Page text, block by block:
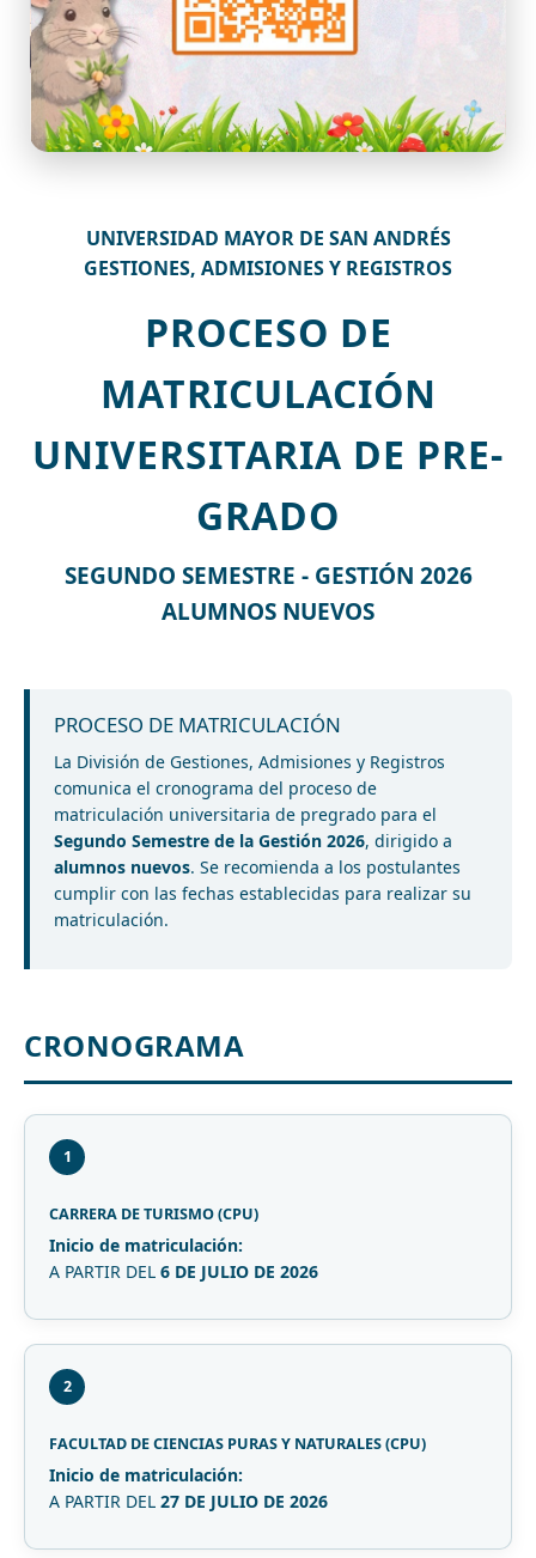
UNIVERSIDAD MAYOR DE SAN ANDRÉS
GESTIONES, ADMISIONES Y REGISTROS
PROCESO DE
MATRICULACIÓN
UNIVERSITARIA DE PRE-
GRADO
SEGUNDO SEMESTRE - GESTIÓN 2026
ALUMNOS NUEVOS
PROCESO DE MATRICULACIÓN
La División de Gestiones, Admisiones y Registros
comunica el cronograma del proceso de
matriculación universitaria de pregrado para el
Segundo Semestre de la Gestión 2026, dirigido a
alumnos nuevos. Se recomienda a los postulantes
cumplir con las fechas establecidas para realizar su
matriculación.
CRONOGRAMA
1
CARRERA DE TURISMO (CPU)
Inicio de matriculación:
A PARTIR DEL 6 DE JULIO DE 2026
2
FACULTAD DE CIENCIAS PURAS Y NATURALES (CPU)
Inicio de matriculación:
A PARTIR DEL 27 DE JULIO DE 2026